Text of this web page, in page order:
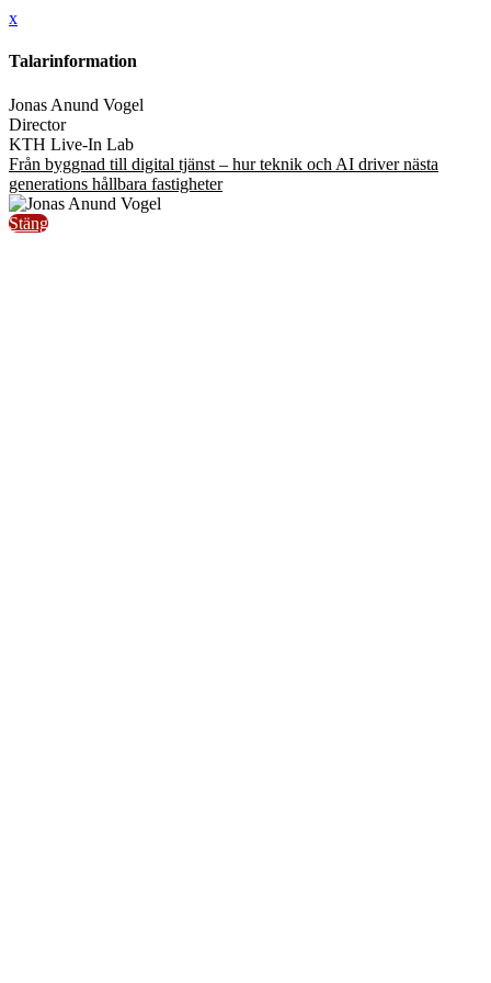
x
Talarinformation
Jonas Anund Vogel
Director
KTH Live-In Lab
Från byggnad till digital tjänst – hur teknik och AI driver nästa
generations hållbara fastigheter
Stäng